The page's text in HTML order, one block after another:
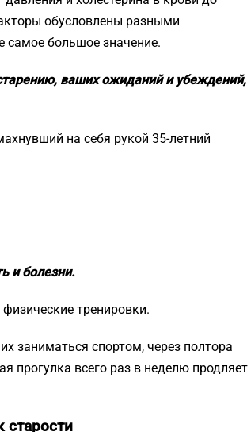
обусловлены разными
самое большое значение.
ваших ожиданий и убеждений,
на себя рукой 35-летний
и болезни.
тренировки.
заниматься спортом, через полтора
прогулка всего раз в неделю продляет
старости